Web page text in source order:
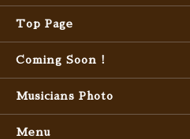
Top Page
Coming Soon !
Musicians Photo
Menu